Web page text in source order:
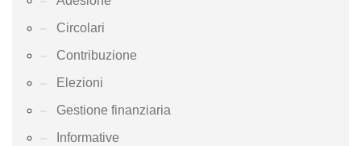
Circolari
Contribuzione
Elezioni
Gestione finanziaria
Informative